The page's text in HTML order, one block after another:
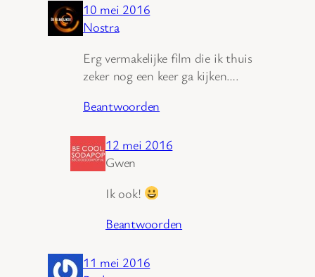
10 mei 2016
Nostra
Erg vermakelijke film die ik thuis
zeker nog een keer ga kijken….
Beantwoorden
12 mei 2016
Gwen
Ik ook!
Beantwoorden
11 mei 2016